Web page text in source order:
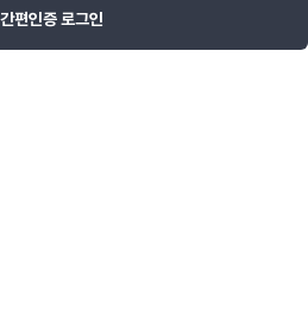
간편인증 로그인